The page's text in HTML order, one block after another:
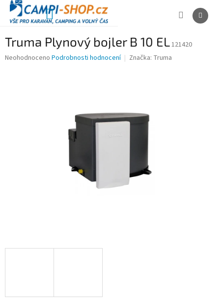
Přejít
obsah
NÁKUPNÍ
Truma Plynový bojler B 10 EL121420
Průměrné
Neohodnoceno Podrobnosti hodnocení Značka: Truma